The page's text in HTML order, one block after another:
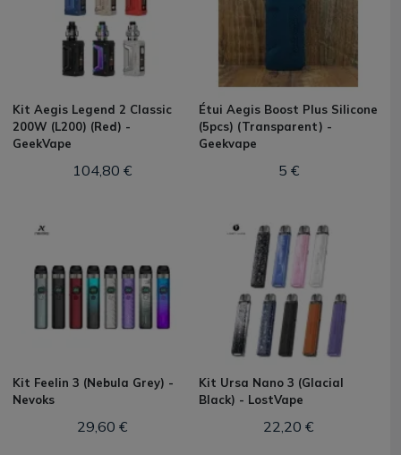
Kit Aegis Legend 2 Classic
200W (L200) (Red) -
GeekVape
104,80 €
Étui Aegis Boost Plus Silicone
(5pcs) (Transparent) -
Geekvape
5 €
Kit Feelin 3 (Nebula Grey) -
Nevoks
29,60 €
Kit Ursa Nano 3 (Glacial
Black) - LostVape
22,20 €